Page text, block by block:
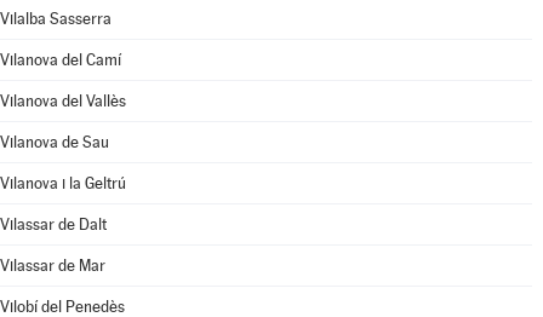
Vilalba Sasserra
Vilanova del Camí
Vilanova del Vallès
Vilanova de Sau
Vilanova i la Geltrú
Vilassar de Dalt
Vilassar de Mar
Vilobí del Penedès